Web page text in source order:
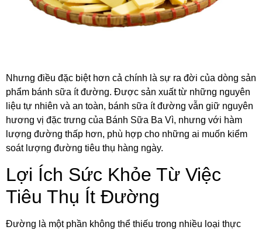
Nhưng điều đặc biệt hơn cả chính là sự ra đời của dòng sản
phẩm bánh sữa ít đường. Được sản xuất từ những nguyên
liệu tự nhiên và an toàn, bánh sữa ít đường vẫn giữ nguyên
hương vị đặc trưng của Bánh Sữa Ba Vì, nhưng với hàm
lượng đường thấp hơn, phù hợp cho những ai muốn kiểm
soát lượng đường tiêu thụ hàng ngày.
Lợi Ích Sức Khỏe Từ Việc
Tiêu Thụ Ít Đường
Đường là một phần không thể thiếu trong nhiều loại thực